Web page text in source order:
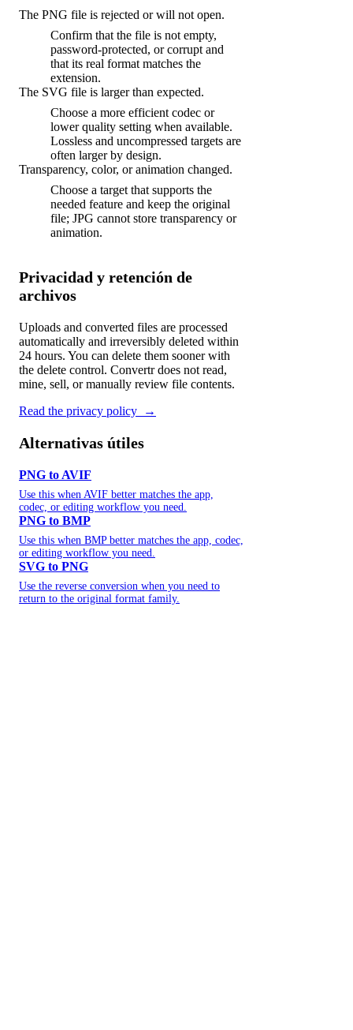
The PNG file is rejected or will not open.
Confirm that the file is not empty,
password-protected, or corrupt and
that its real format matches the
extension.
The SVG file is larger than expected.
Choose a more efficient codec or
lower quality setting when available.
Lossless and uncompressed targets are
often larger by design.
Transparency, color, or animation changed.
Choose a target that supports the
needed feature and keep the original
file; JPG cannot store transparency or
animation.
Privacidad y retención de
archivos
Uploads and converted files are processed
automatically and irreversibly deleted within
24 hours. You can delete them sooner with
the delete control. Convertr does not read,
mine, sell, or manually review file contents.
Read the privacy policy
→
Alternativas útiles
PNG to AVIF
Use this when AVIF better matches the app,
codec, or editing workflow you need.
PNG to BMP
Use this when BMP better matches the app, codec,
or editing workflow you need.
SVG to PNG
Use the reverse conversion when you need to
return to the original format family.